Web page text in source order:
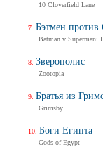
10 Cloverfield Lane
Бэтмен против
Batman v Superman:
Зверополис
Zootopia
Братья из
Grimsby
Боги Египта
Gods of Egypt